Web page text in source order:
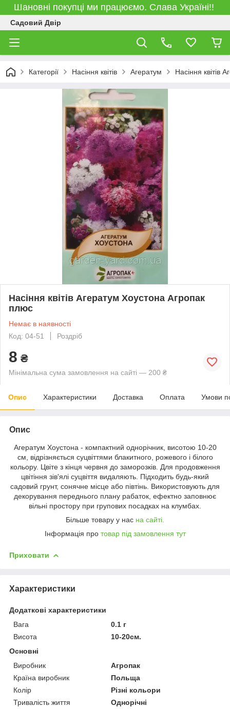
Шановні покупці ми працюємо. Слава Україні!!
Садовий Двір
Категорії Насіння квітів Агератум Насіння квітів
Насіння квітів Агератум Хоустона Агропак
плюс
Немає в наявності
Код: 04-51
Роздріб
8 ₴
Мінімальна сума замовлення на сайті — 200 ₴
Опис Характеристики Доставка Оплата Умови
Опис
Агератум Хоустона - компактний однорічник, висотою 10-20
см, відрізняється суцвіттями блакитного, рожевого і білого
кольору. Цвіте з кінця червня до заморозків. Для продовження
цвітіння зів'ялі суцвіття видаляють. Підходить будь-який
садовий грунт, сонячне місце або півтінь. Використовують для
декорування переднього плану рабаток, ефектно заповнює
вільні простору при групових посадках на клумбах.
Більше товару у нас на сайті.
Інформація про товар під замовлення тут
Приховати
Характеристики
Додаткові характеристики
Вага
0.1 г
Висота
10-20см.
Основні
Виробник
Агропак
Країна виробник
Польща
Колір
Різні кольори
Тривалість життя
Однорічні